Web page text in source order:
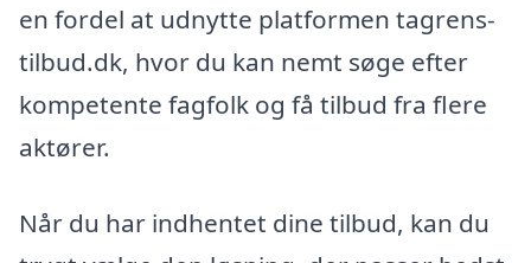
en fordel at udnytte platformen tagrens-
tilbud.dk, hvor du kan nemt søge efter
kompetente fagfolk og få tilbud fra flere
aktører.
Når du har indhentet dine tilbud, kan du